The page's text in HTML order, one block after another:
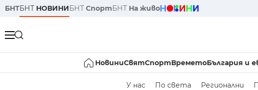
БНТБНТ НОВИНИБНТ СпортБНТ На живо
НовиниСвятСпортВреметоБългария и
У нас По света Регионални